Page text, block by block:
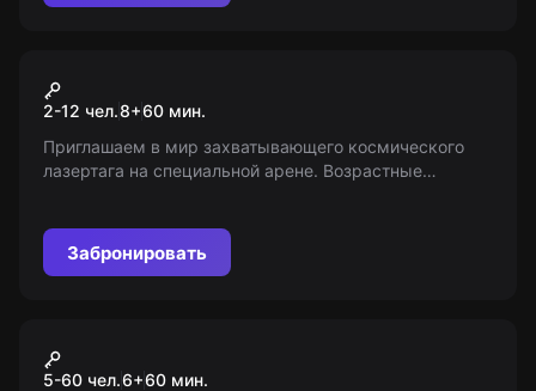
Космический лазертаг
2-12 чел.8+60 мин.
Приглашаем в мир захватывающего космического
лазертага на специальной арене. Возрастные
Забронировать
Форт Боярд
5-60 чел.6+60 мин.